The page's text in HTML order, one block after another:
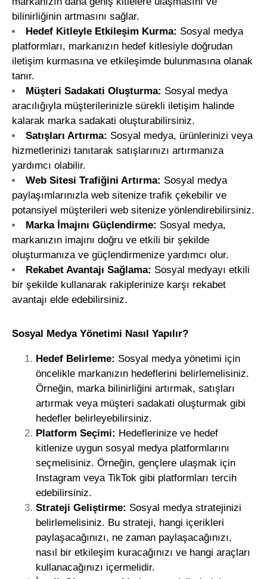
bilinirliğinin artmasını sağlar.
Hedef Kitleyle Etkileşim Kurma: Sosyal medya
platformları, markanızın hedef kitlesiyle doğrudan
iletişim kurmasına ve etkileşimde bulunmasına olanak
tanır.
Müşteri Sadakati Oluşturma: Sosyal medya
aracılığıyla müşterilerinizle sürekli iletişim halinde
kalarak marka sadakati oluşturabilirsiniz.
Satışları Artırma: Sosyal medya, ürünlerinizi veya
hizmetlerinizi tanıtarak satışlarınızı artırmanıza
yardımcı olabilir.
Web Sitesi Trafiğini Artırma: Sosyal medya
paylaşımlarınızla web sitenize trafik çekebilir ve
potansiyel müşterileri web sitenize yönlendirebilirsiniz.
Marka İmajını Güçlendirme: Sosyal medya,
markanızın imajını doğru ve etkili bir şekilde
oluşturmanıza ve güçlendirmenize yardımcı olur.
Rekabet Avantajı Sağlama: Sosyal medyayı etkili
bir şekilde kullanarak rakiplerinize karşı rekabet
avantajı elde edebilirsiniz.
Sosyal Medya Yönetimi Nasıl Yapılır?
Hedef Belirleme: Sosyal medya yönetimi için
öncelikle markanızın hedeflerini belirlemelisiniz.
Örneğin, marka bilinirliğini artırmak, satışları
artırmak veya müşteri sadakati oluşturmak gibi
hedefler belirleyebilirsiniz.
Platform Seçimi: Hedeflerinize ve hedef
kitlenize uygun sosyal medya platformlarını
seçmelisiniz. Örneğin, gençlere ulaşmak için
Instagram veya TikTok gibi platformları tercih
edebilirsiniz.
Strateji Geliştirme: Sosyal medya stratejinizi
belirlemelisiniz. Bu strateji, hangi içerikleri
paylaşacağınızı, ne zaman paylaşacağınızı,
nasıl bir etkileşim kuracağınızı ve hangi araçları
kullanacağınızı içermelidir.